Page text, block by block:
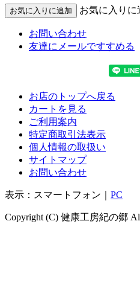
お気に入りに
お問い合わせ
友達にメールですすめる
お店のトップへ戻る
カートを見る
ご利用案内
特定商取引法表示
個人情報の取扱い
サイトマップ
お問い合わせ
表示：スマートフォン｜ PC
Copyright (C) 健康工房紀の郷